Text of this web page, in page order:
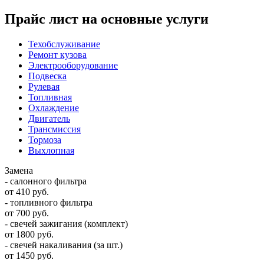
Прайс лист на основные услуги
Техобслуживание
Ремонт кузова
Электрооборудование
Подвеска
Рулевая
Топливная
Охлаждение
Двигатель
Трансмиссия
Тормоза
Выхлопная
Замена
- салонного фильтра
от 410 руб.
- топливного фильтра
от 700 руб.
- свечей зажигания (комплект)
от 1800 руб.
- свечей накаливания (за шт.)
от 1450 руб.